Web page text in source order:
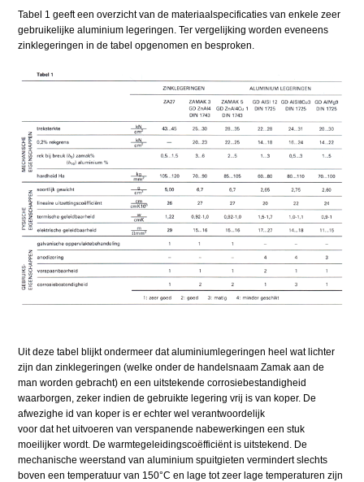
Tabel 1 geeft een overzicht van de materiaalspecificaties van enkele zeer
gebruikelijke aluminium legeringen. Ter vergelijking worden eveneens
zinklegeringen in de tabel opgenomen en besproken.
Uit deze tabel blijkt ondermeer dat aluminiumlegeringen heel wat lichter
zijn dan zinklegeringen (welke onder de handelsnaam Zamak aan de
man worden gebracht) en een uitstekende corrosiebestandigheid
waarborgen, zeker indien de gebruikte legering vrij is van koper. De
afwezighe id van koper is er echter wel verantwoordelijk
voor dat het uitvoeren van verspanende nabewerkingen een stuk
moeilijker wordt. De warmtegeleidingscoëfficiënt is uitstekend. De
mechanische weerstand van aluminium spuitgieten vermindert slechts
boven een temperatuur van 150°C en lage tot zeer lage temperaturen zijn